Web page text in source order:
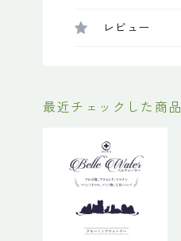
レビュー
最近チェックした商品